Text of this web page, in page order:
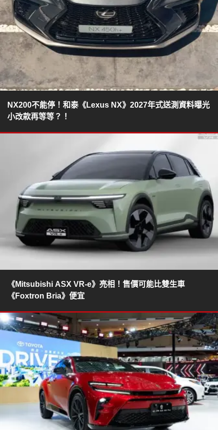
NX200不能停！和泰《Lexus NX》2027年式送測資料曝光
小改款再等等？！
《Mitsubishi ASX VR-e》亮相！售價可能比雙生車
《Foxtron Bria》便宜